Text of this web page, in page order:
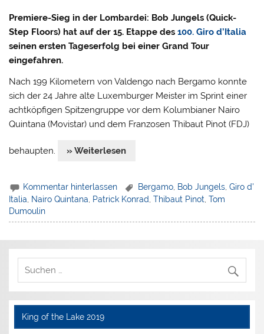
Premiere-Sieg in der Lombardei: Bob Jungels (Quick-
Step Floors) hat auf der 15. Etappe des100. Giro d’Italia
seinen ersten Tageserfolg bei einer Grand Tour
eingefahren.
Nach 199 Kilometern von Valdengo nach Bergamo konnte
sich der 24 Jahre alte Luxemburger Meister im Sprint einer
achtköpfigen Spitzengruppe vor dem Kolumbianer Nairo
Quintana (Movistar) und dem Franzosen Thibaut Pinot (FDJ)
behaupten. » Weiterlesen
Kommentar hinterlassen Bergamo Bob Jungels ,Giro d'
Italia
Nairo Quintana Patrick Konrad ,Thibaut Pinot ,Tom
Dumoulin
King of the Lake 2019